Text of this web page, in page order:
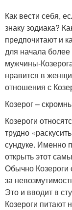
Как вести себя,
знаку зодиака?
предпочитают и
для начала
мужчины-
нравится в
отношения с
Козерог –
Козероги
трудно
сундуке. Именно
открыть этот
Обычно Козероги
за
Это и вводит в
Козероги питают